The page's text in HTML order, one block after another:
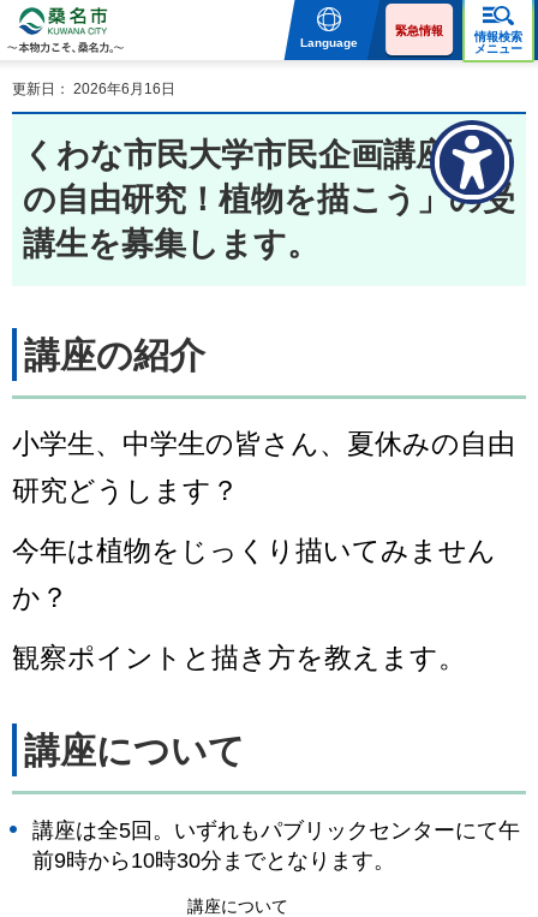
物力こそ、桑名力。
Language
緊急情報
情報検索
メニュー
更新日： 2026年6月16日
くわな市民大学市民企画講座「夏
の自由研究！植物を描こう」の受
講生を募集します。
講座の紹介
小学生、中学生の皆さん、夏休みの自由
研究どうします？
今年は植物をじっくり描いてみません
か？
観察ポイントと描き方を教えます。
講座について
講座は全5回。いずれもパブリックセンターにて午
前9時から10時30分までとなります。
講座について